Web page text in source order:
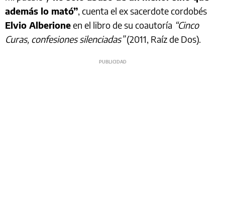
además lo mató”, cuenta el ex sacerdote cordobés
Elvio Alberioneen el libro de su coautoría “Cinco
Curas, confesiones silenciadas”(2011, Raíz de Dos).